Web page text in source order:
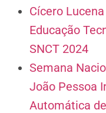
Cícero
Educação
SNCT 2024
Semana
João Pessoa
Automática